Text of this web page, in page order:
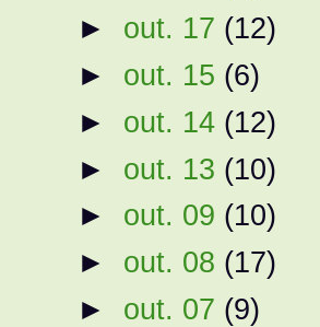
► out. 17 (12)
► out. 15 (6)
► out. 14 (12)
► out. 13 (10)
► out. 09 (10)
► out. 08 (17)
► out. 07 (9)